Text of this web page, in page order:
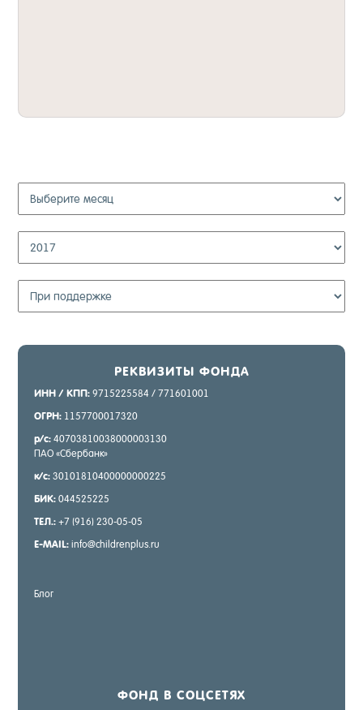
РЕК­ВИ­ЗИТЫ ФОН­ДА
ИНН / КПП: 9715225584 / 771601001
ОГРН: 1157700017320
р/с: 40703810038000003130
ПАО «Сбер­банк»
к/с: 30101810400000000225
БИК: 044525225
ТЕЛ.: +7 (916) 230-05-05
E-MAIL: info@childrenplus.ru
Блог
ФОНД В СОЦ­СЕ­ТЯХ